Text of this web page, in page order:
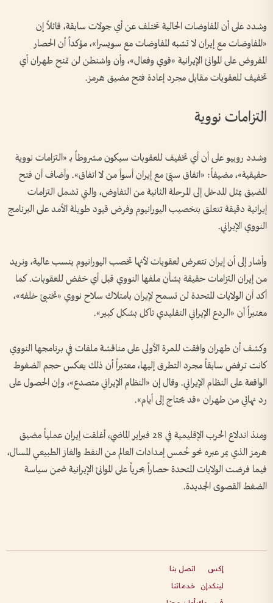
وشدد على أن المفاوضات الحالية تختلف عن أي جولات سابقة، قائلاً إن
«المفاوضات مع إيران لا تشبه المفاوضات مع سويسرا»، مؤكداً أن الحصار
المفروض على الموانئ الإيرانية «قوي وفعال»، وأن واشنطن لن تمنح طهران أي
تخفيف للعقوبات مقابل مجرد إعادة فتح مضيق هرمز.
التزامات نووية
وشدد روبيو على أن أي تخفيف للعقوبات سيكون مشروطاً بـ «التزامات نووية
حقيقية»، مضيفاً: «اتفاق سيّئ مع إيران أسوأ من لا اتفاق». وأضاف أن فتح
المضيق يمثل المدخل إلى المرحلة الثانية من التفاوض، والتي تشمل التزامات
إيرانية دقيقة تتعلق بتخصيب اليورانيوم وفرض قيود طويلة الأمد على البرنامج
النووي الإيراني.
وأشار إلى أن إيران تتعرض لعقوبات لأنها تخصب اليورانيوم بنسب عالية، ونريد
من إيران التزامات حقيقة بشأن ملفها النووي قبل أي خفض للعقوبات. كما
أكد أن الولايات المتحدة لن تسمح لإيران بامتلاك سلاح نووي «تختبئ خلفه»،
معتبراً أن «الردع الإيراني التقليدي تآكل بشكل كبير».
وكشف أن طهران وافقت للمرة الأولى على مناقشة ملفات في برنامجها النووي
كانت ترفض سابقاً مجرد التطرق إليها، معتبراً أن ذلك يعكس حجم الضغوط
الواقعة على النظام الإيراني. وقال إن «النظام الإيراني متصدع»، وإن الحصول على
رد نهائي من طهران «قد يحتاج إلى أيام».
ومنذ اندلاع الحرب الإقليمية في 28 فبراير الماضي، أغلقت إيران عملياً مضيق
هرمز الذي يمر عبره نحو خُمس إمدادات العالم من النفط والغاز الطبيعي المسال،
فيما فرضت الولايات المتحدة حصاراً بحرياً على الموانئ الإيرانية ضمن سياسة
الضغط القصوى الجديدة.
إكس
لينكدإن
اتصل بنا
خدماتنا